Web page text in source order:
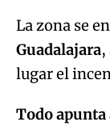
La zona se
Guadalajara
lugar el
Todo apunta